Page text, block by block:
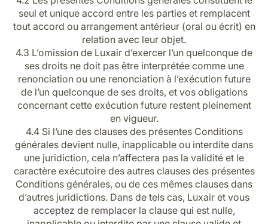
seul et unique accord entre les parties et remplacent
tout accord ou arrangement antérieur (oral ou écrit) en
relation avec leur objet.
4.3 L’omission de Luxair d’exercer l’un quelconque de
ses droits ne doit pas être interprétée comme une
renonciation ou une renonciation à l’exécution future
de l’un quelconque de ses droits, et vos obligations
concernant cette exécution future restent pleinement
en vigueur.
4.4 Si l’une des clauses des présentes Conditions
générales devient nulle, inapplicable ou interdite dans
une juridiction, cela n’affectera pas la validité et le
caractère exécutoire des autres clauses des présentes
Conditions générales, ou de ces mêmes clauses dans
d’autres juridictions. Dans de tels cas, Luxair et vous
acceptez de remplacer la clause qui est nulle,